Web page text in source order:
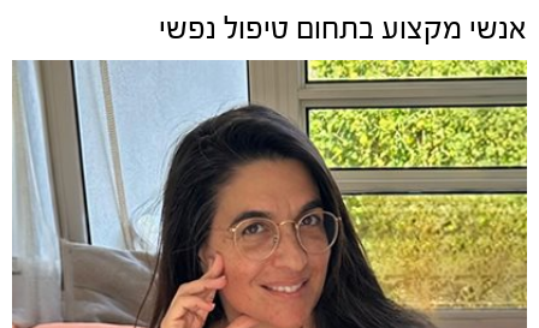
אנשי מקצוע בתחום טיפול נפשי